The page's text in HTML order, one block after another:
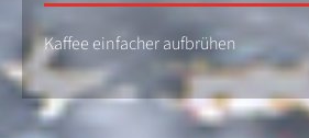
Kaffee einfacher aufbrühen